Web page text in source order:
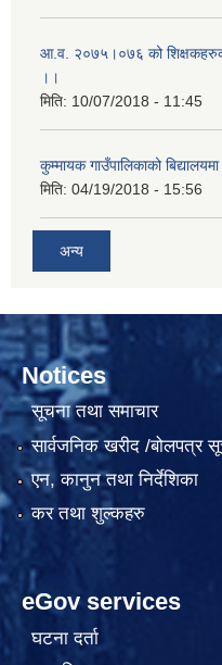
आ.व. २०७५।०७६ को
।।
मिति: 10/07/2018 - 11:45
कुम्मायक गाउँपालिकाको
मिति: 04/19/2018 - 15:56
अन्य
Notices
सूचना तथा समाचार
सार्वजनिक खरीद /बोलपत्र
एन, कानुन तथा निर्देशिका
कर तथा शुल्कहरु
eGov services
घटना दर्ता